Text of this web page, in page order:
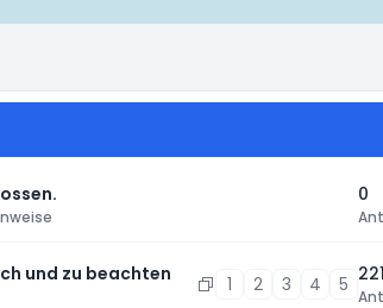
0
und zu beachten 1 2 3 4 5 221